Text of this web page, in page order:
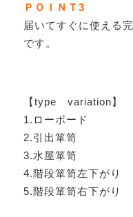
ＰＯＩＮＴ3
届いてすぐに使える
です。
【type variation】
1.ローボード
2.引出箪笥
3.水屋箪笥
4.階段箪笥左下がり
5.階段箪笥右下がり